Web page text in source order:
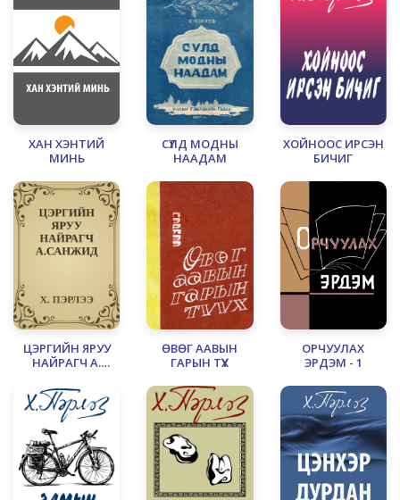
ХАН ХЭНТИЙ
МИНЬ
СҮЛД МОДНЫ
НААДАМ
ХОЙНООС ИРСЭН
БИЧИГ
ЦЭРГИЙН ЯРУУ
НАЙРАГЧ А.
ӨВӨГ ААВЫН
ГАРЫН ТҮҮХ
ОРЧУУЛАХ
ЭРДЭМ - 1